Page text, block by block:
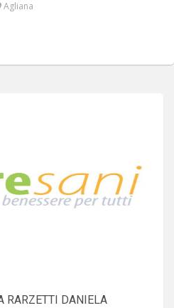
Agliana
RARZETTI DANIELA